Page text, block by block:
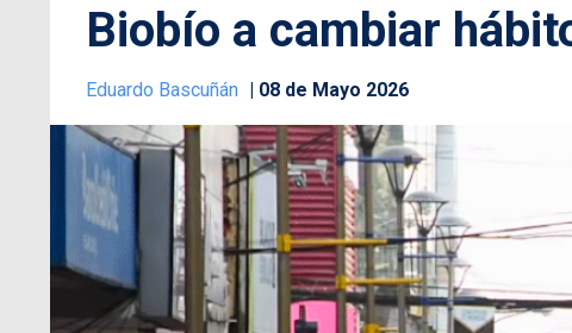
Biobío a cambiar
Eduardo Bascuñán 08 de Mayo 2026